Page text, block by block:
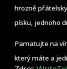
hrozně
písku, jednoho
Pamatujte na
který máte a